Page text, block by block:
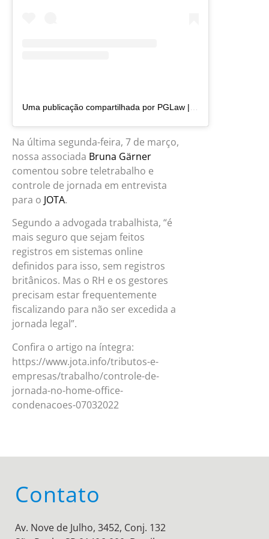
Na última segunda-feira, 7 de março,
nossa associada Bruna Gärner
comentou sobre teletrabalho e
controle de jornada em entrevista
para o JOTA.
Segundo a advogada trabalhista, “é
mais seguro que sejam feitos
registros em sistemas online
definidos para isso, sem registros
britânicos. Mas o RH e os gestores
precisam estar frequentemente
fiscalizando para não ser excedida a
jornada legal”.
Confira o artigo na íntegra:
https://www.jota.info/tributos-e-
empresas/trabalho/controle-de-
jornada-no-home-office-
condenacoes-07032022
Contato
Av. Nove de Julho, 3452, Conj. 132